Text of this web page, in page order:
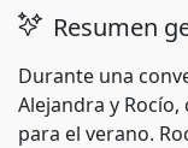
Resumen
Durante una
Alejandra y
para el verano.